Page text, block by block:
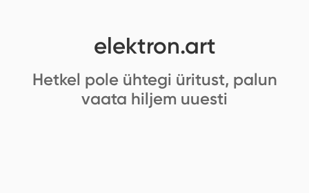
elektron.art
Hetkel pole ühtegi üritust, palun
vaata hiljem uuesti